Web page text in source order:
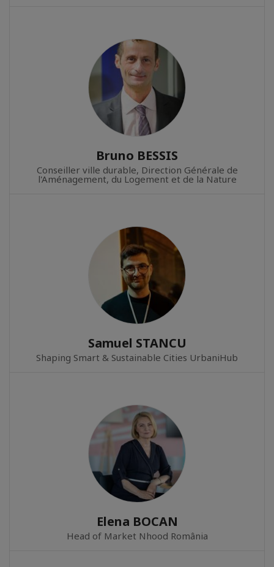
Bruno BESSIS
Conseiller ville durable, Direction Générale de
l'Aménagement, du Logement et de la Nature
Samuel STANCU
Shaping Smart & Sustainable Cities UrbaniHub
Elena BOCAN
Head of Market Nhood România